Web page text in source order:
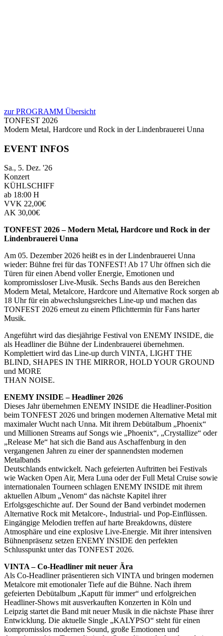
zur PROGRAMM Übersicht
TONFEST 2026
Modern Metal, Hardcore und Rock in der Lindenbrauerei Unna
EVENT INFOS
Sa., 5. Dez. '26
Konzert
KÜHLSCHIFF
ab 18:00 H
VVK 22,00€
AK 30,00€
TONFEST 2026 – Modern Metal, Hardcore und Rock in der
Lindenbrauerei Unna
Am 05. Dezember 2026 heißt es in der Lindenbrauerei Unna
wieder: Bühne frei für das TONFEST! Ab 17 Uhr öffnen sich die
Türen für einen Abend voller Energie, Emotionen und
kompromissloser Live-Musik. Sechs Bands aus den Bereichen
Modern Metal, Metalcore, Hardcore und Alternative Rock sorgen ab
18 Uhr für ein abwechslungsreiches Line-up und machen das
TONFEST 2026 erneut zu einem Pflichttermin für Fans harter
Musik.
Angeführt wird das diesjährige Festival von ENEMY INSIDE, die
als Headliner die Bühne der Lindenbrauerei übernehmen.
Komplettiert wird das Line-up durch VINTA, LIGHT THE
BLIND, SHAPES IN THE MIRROR, HOLD YOUR GROUND
und MORE
THAN NOISE.
ENEMY INSIDE – Headliner 2026
Dieses Jahr übernehmen ENEMY INSIDE die Headliner-Position
beim TONFEST 2026 und bringen modernen Alternative Metal mit
maximaler Wucht nach Unna. Mit ihrem Debütalbum „Phoenix“
und Millionen Streams auf Songs wie „Phoenix“, „Crystallize“ oder
„Release Me“ hat sich die Band aus Aschaffenburg in den
vergangenen Jahren zu einer der spannendsten modernen
Metalbands
Deutschlands entwickelt. Nach gefeierten Auftritten bei Festivals
wie Wacken Open Air, Mera Luna oder der Full Metal Cruise sowie
internationalen Tourneen schlagen ENEMY INSIDE mit ihrem
aktuellen Album „Venom“ das nächste Kapitel ihrer
Erfolgsgeschichte auf. Der Sound der Band verbindet modernen
Alternative Rock mit Metalcore-, Industrial- und Pop-Einflüssen.
Eingängige Melodien treffen auf harte Breakdowns, düstere
Atmosphäre und eine explosive Live-Energie. Mit ihrer intensiven
Bühnenpräsenz setzen ENEMY INSIDE den perfekten
Schlusspunkt unter das TONFEST 2026.
VINTA – Co-Headliner mit neuer Ära
Als Co-Headliner präsentieren sich VINTA und bringen modernen
Metalcore mit emotionaler Tiefe auf die Bühne. Nach ihrem
gefeierten Debütalbum „Kaputt für immer“ und erfolgreichen
Headliner-Shows mit ausverkauften Konzerten in Köln und
Leipzig startet die Band mit neuer Musik in die nächste Phase ihrer
Entwicklung. Die aktuelle Single „KALYPSO“ steht für einen
kompromisslos modernen Sound, große Emotionen und